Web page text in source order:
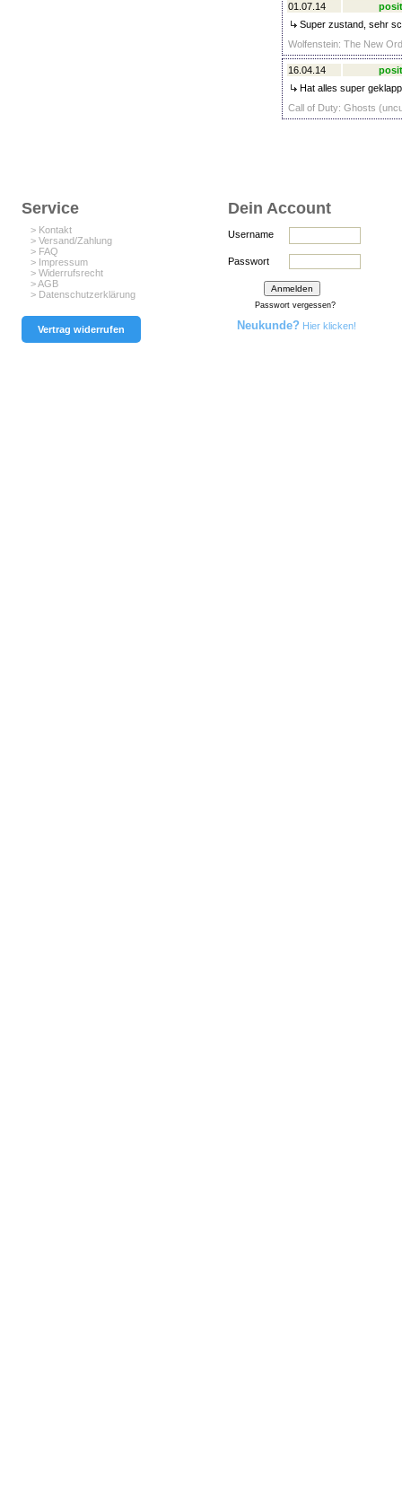
01.07.14
Super zustand, sehr
Wolfenstein: The New
16.04.14
Hat alles super
Call of Duty: Ghosts
Service
> Kontakt
> Versand/Zahlung
> FAQ
> Impressum
> Widerrufsrecht
> AGB
> Datenschutzerklärung
Vertrag widerrufen
Dein Account
Username
Passwort
Passwort vergessen?
Neukunde? Hier klicken!